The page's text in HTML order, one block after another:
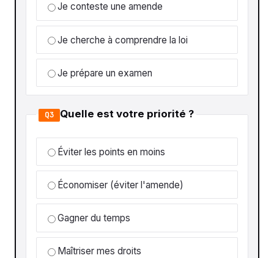
Je conteste une amende
Je cherche à comprendre la loi
Je prépare un examen
Q3 Quelle est votre priorité ?
Éviter les points en moins
Économiser (éviter l'amende)
Gagner du temps
Maîtriser mes droits